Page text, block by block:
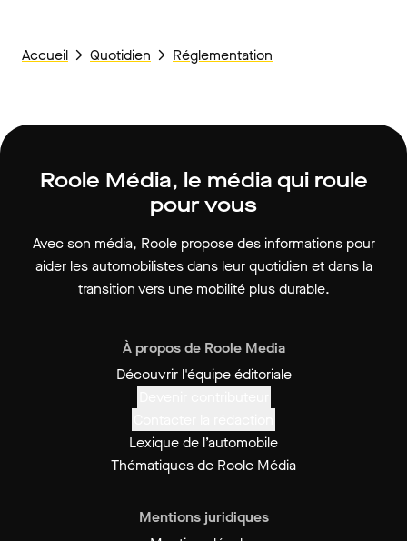
Accueil Quotidien Réglementation
Roole Média, le média qui roule
pour vous
Avec son média, Roole propose des informations pour
aider les automobilistes dans leur quotidien et dans la
transition vers une mobilité plus durable.
À propos de Roole Media
Découvrir l'équipe éditoriale
Lexique de l’automobile
Thématiques de Roole Média
Mentions juridiques